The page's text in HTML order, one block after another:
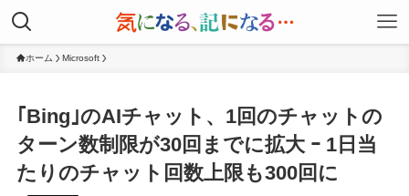
ホーム Microsoft
｢Bing｣のAIチャット、1回のチャットの
ターン数制限が30回までに拡大 ｰ 1日当
たりのチャット回数上限も300回に